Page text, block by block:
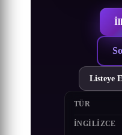
Listeye
TÜR
İNGILIZCE